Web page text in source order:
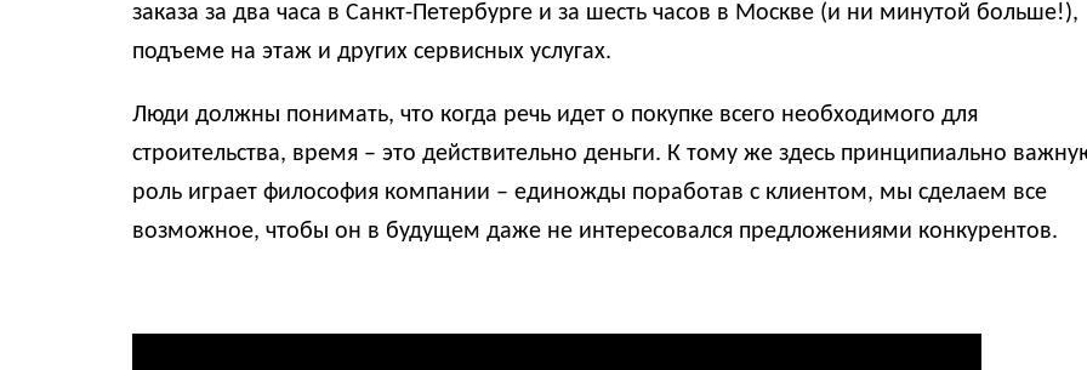
заказа за два часа в Санкт-Петербурге и за шесть часов в Москве (и ни минутой больше!),
подъеме на этаж и других сервисных услугах.
Люди должны понимать, что когда речь идет о покупке всего необходимого для
строительства, время – это действительно деньги. К тому же здесь принципиально
роль играет философия компании – единожды поработав с клиентом, мы сделаем все
возможное, чтобы он в будущем даже не интересовался предложениями конкурентов.